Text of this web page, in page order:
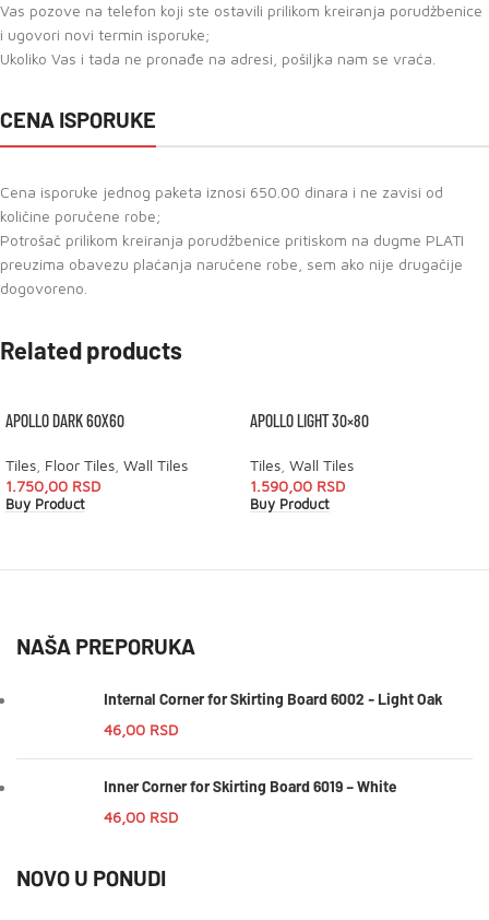
Vas pozove na telefon koji ste ostavili prilikom kreiranja porudžbenice
i ugovori novi termin isporuke;
Ukoliko Vas i tada ne pronađe na adresi, pošiljka nam se vraća.
CENA ISPORUKE
Cena isporuke jednog paketa iznosi 650.00 dinara i ne zavisi od
količine poručene robe;
Potrošač prilikom kreiranja porudžbenice pritiskom na dugme PLATI
preuzima obavezu plaćanja naručene robe, sem ako nije drugačije
dogovoreno.
Related products
APOLLO DARK 60X60
Tiles Floor Tiles Wall Tiles
1.750,00 RSD
Buy Product
APOLLO LIGHT 30×80
Tiles Wall Tiles
1.590,00 RSD
Buy Product
NAŠA PREPORUKA
Internal Corner for Skirting Board 6002 - Light Oak
46,00 RSD
Inner Corner for Skirting Board 6019 – White
46,00 RSD
NOVO U PONUDI